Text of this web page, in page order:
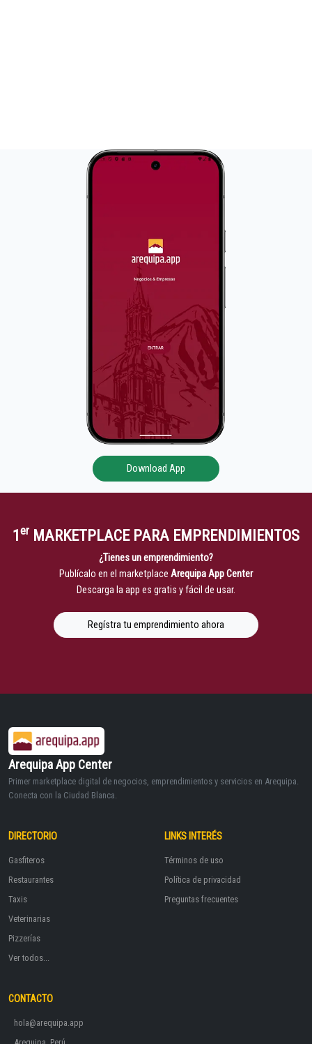
Download App
1er MARKETPLACE PARA EMPRENDIMIENTOS
¿Tienes un emprendimiento?
Publícalo en el marketplace Arequipa App Center
Descarga la app es gratis y fácil de usar.
Regístra tu emprendimiento ahora
Arequipa App Center
Primer marketplace digital de negocios, emprendimientos y servicios en Arequipa.
Conecta con la Ciudad Blanca.
DIRECTORIO
Gasfiteros
Restaurantes
Taxis
Veterinarias
Pizzerías
Ver todos...
LINKS INTERÉS
Términos de uso
Política de privacidad
Preguntas frecuentes
CONTACTO
hola@arequipa.app